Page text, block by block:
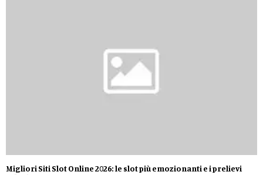
Migliori Siti Slot Online 2026: le slot più emozionanti e i prelievi